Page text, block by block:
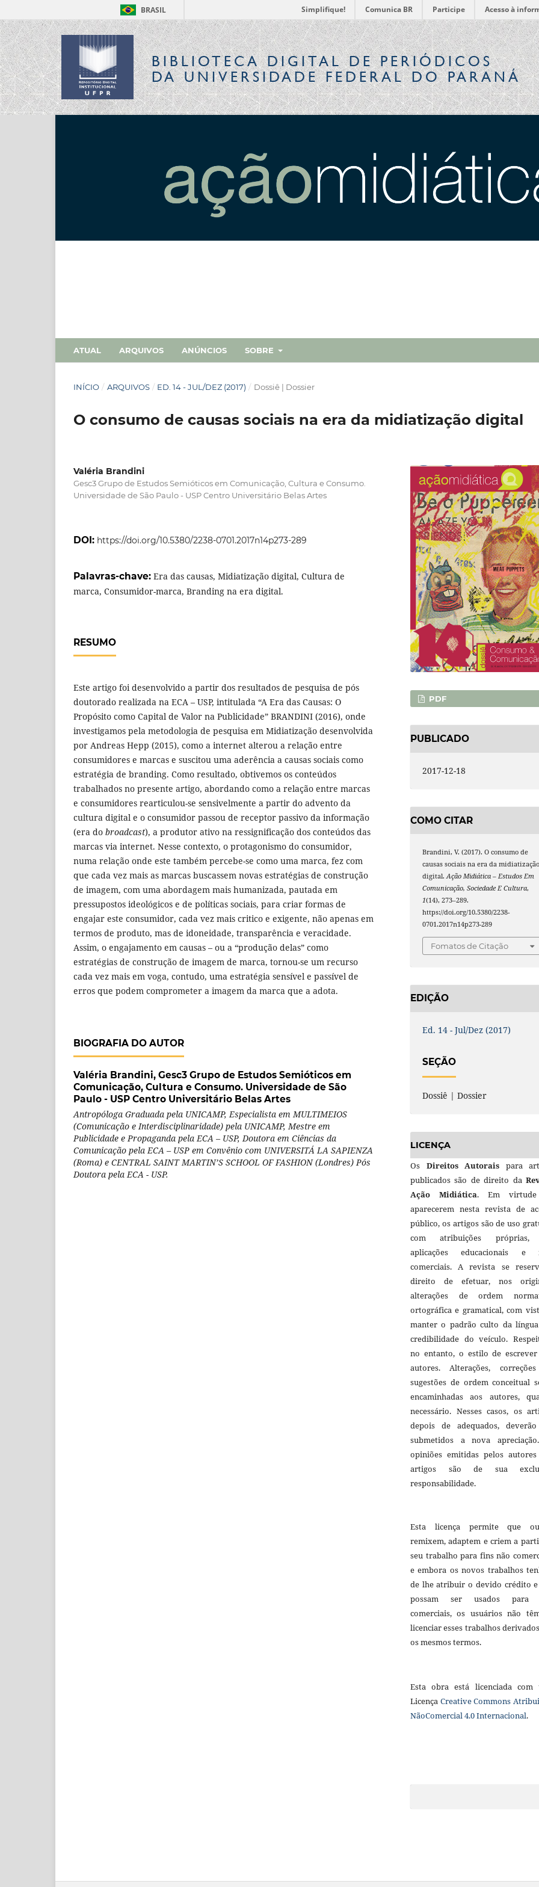
BRASIL Simplifique! Comunica BR Participe Acesso à
BIBLIOTECA DIGITALDE PERIÓDICOS
DA UNIVERSIDADE FEDERAL DO PARANÁ
ATUAL ARQUIVOS ANÚNCIOS SOBRE
INÍCIO / ARQUIVOS / ED. 14 - JUL/DEZ (2017) / Dossiê | Dossier
O consumo de causas sociais na era da midiatização digital
Valéria Brandini
Gesc3 Grupo de Estudos Semióticos em Comunicação, Cultura e Consumo.
Universidade de São Paulo - USP Centro Universitário Belas Artes
DOI: https://doi.org/10.5380/2238-0701.2017n14p273-289
Palavras-chave: Era das causas, Midiatização digital, Cultura de
marca, Consumidor-marca, Branding na era digital.
RESUMO
Este artigo foi desenvolvido a partir dos resultados de pesquisa de pós
doutorado realizada na ECA – USP, intitulada “A Era das Causas: O
Propósito como Capital de Valor na Publicidade” BRANDINI (2016), onde
investigamos pela metodologia de pesquisa em Midiatização desenvolvida
por Andreas Hepp (2015), como a internet alterou a relação entre
consumidores e marcas e suscitou uma aderência a causas sociais como
estratégia de branding. Como resultado, obtivemos os conteúdos
trabalhados no presente artigo, abordando como a relação entre marcas
e consumidores rearticulou-se sensivelmente a partir do advento da
cultura digital e o consumidor passou de receptor passivo da informação
(era do broadcast), a produtor ativo na ressignificação dos conteúdos das
marcas via internet. Nesse contexto, o protagonismo do consumidor,
numa relação onde este também percebe-se como uma marca, fez com
que cada vez mais as marcas buscassem novas estratégias de construção
de imagem, com uma abordagem mais humanizada, pautada em
pressupostos ideológicos e de políticas sociais, para criar formas de
engajar este consumidor, cada vez mais critico e exigente, não apenas em
termos de produto, mas de idoneidade, transparência e veracidade.
Assim, o engajamento em causas – ou a “produção delas” como
estratégias de construção de imagem de marca, tornou-se um recurso
cada vez mais em voga, contudo, uma estratégia sensível e passível de
erros que podem comprometer a imagem da marca que a adota.
BIOGRAFIA DO AUTOR
Valéria Brandini, Gesc3 Grupo de Estudos Semióticos em
Comunicação, Cultura e Consumo. Universidade de São
Paulo - USP Centro Universitário Belas Artes
Antropóloga Graduada pela UNICAMP, Especialista em MULTIMEIOS
(Comunicação e Interdisciplinaridade) pela UNICAMP, Mestre em
Publicidade e Propaganda pela ECA – USP, Doutora em Ciências da
Comunicação pela ECA – USP em Convênio com UNIVERSITÁ LA SAPIENZA
(Roma) e CENTRAL SAINT MARTIN’S SCHOOL OF FASHION (Londres) Pós
Doutora pela ECA - USP.
PDF
PUBLICADO
2017-12-18
COMO CITAR
Brandini, V. (2017). O consumo de
causas sociais na era da
digital.Ação Midiática – Estudos Em
Comunicação, Sociedade E Cultura,
1(14), 273–289.
https://doi.org/10.5380/2238-
0701.2017n14p273-289
Fomatos de Citação
EDIÇÃO
Ed. 14 - Jul/Dez (2017)
SEÇÃO
Dossiê | Dossier
LICENÇA
Os Direitos Autorais para
publicados são de direito da
Ação Midiática. Em
aparecerem nesta revista de
público, os artigos são de uso
com atribuições próprias,
aplicações educacionais e
comerciais. A revista se
direito de efetuar, nos
alterações de ordem
ortográfica e gramatical, com
manter o padrão culto da
credibilidade do veículo.
no entanto, o estilo de
autores. Alterações,
sugestões de ordem conceitual
encaminhadas aos autores,
necessário. Nesses casos, os
depois de adequados,
submetidos a nova
opiniões emitidas pelos
artigos são de sua
responsabilidade.
Esta licença permite que
remixem, adaptem e criem a
seu trabalho para fins não
e embora os novos trabalhos
de lhe atribuir o devido crédito
possam ser usados para
comerciais, os usuários não
licenciar esses trabalhos
os mesmos termos.
Esta obra está licenciada com
Licença Creative Commons
NãoComercial 4.0 Internacional.